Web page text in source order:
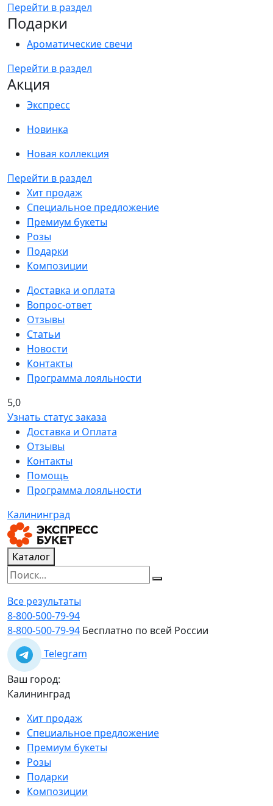
Перейти в раздел
Подарки
Ароматические свечи
Перейти в раздел
Акция
Экспресс
Новинка
Новая коллекция
Перейти в раздел
Хит продаж
Специальное предложение
Премиум букеты
Розы
Подарки
Композиции
Доставка и оплата
Вопрос-ответ
Отзывы
Статьи
Новости
Контакты
Программа лояльности
5,0
Узнать статус заказа
Доставка и Оплата
Отзывы
Контакты
Помощь
Программа лояльности
Калининград
Каталог
Все результаты
8-800-500-79-94
8-800-500-79-94 Бесплатно по всей России
Telegram
Ваш город:
Калининград
Хит продаж
Специальное предложение
Премиум букеты
Розы
Подарки
Композиции